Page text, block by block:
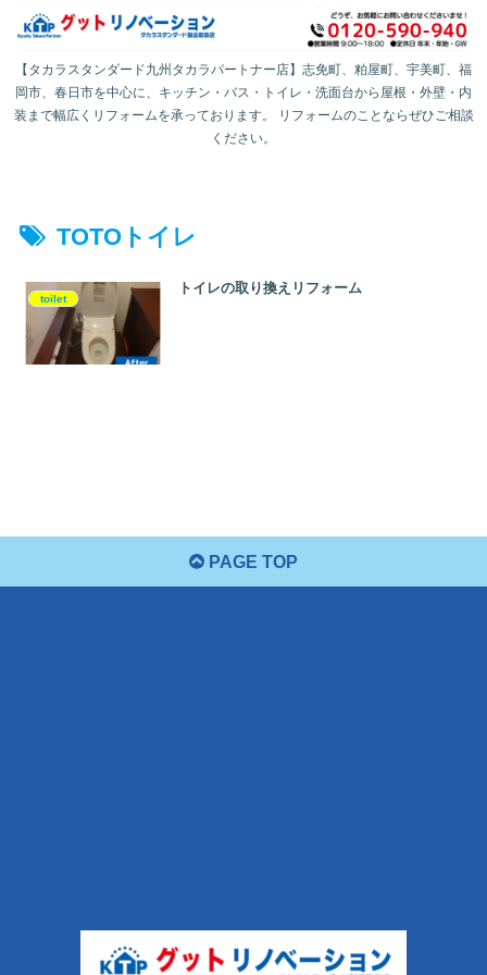
【タカラスタンダード九州タカラパートナー店】志免町、粕屋町、宇美町、福
岡市、春日市を中心に、キッチン・バス・トイレ・洗面台から屋根・外壁・内
装まで幅広くリフォームを承っております。 リフォームのことならぜひご相談
ください。
TOTOトイレ
toilet
トイレの取り換えリフォーム
PAGE TOP